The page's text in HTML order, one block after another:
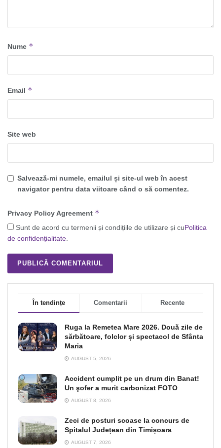
Nume *
Email *
Site web
Salvează-mi numele, emailul și site-ul web în acest
navigator pentru data viitoare când o să comentez.
Privacy Policy Agreement *
Sunt de acord cu termenii și condițiile de utilizare și cuPolitica
de confidențialitate.
În tendințe Comentarii Recente
Ruga la Remetea Mare 2026. Două zile de
sărbătoare, folclor și spectacol de Sfânta
Maria
AUGUST 5, 2026
Accident cumplit pe un drum din Banat!
Un şofer a murit carbonizat FOTO
AUGUST 8, 2026
Zeci de posturi scoase la concurs de
Spitalul Județean din Timișoara
AUGUST 7, 2026